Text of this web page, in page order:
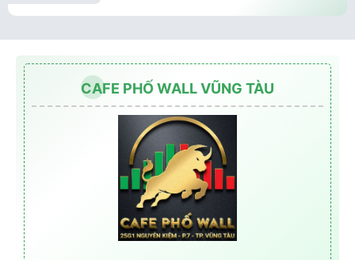
CAFE PHỐ WALL VŨNG TÀU